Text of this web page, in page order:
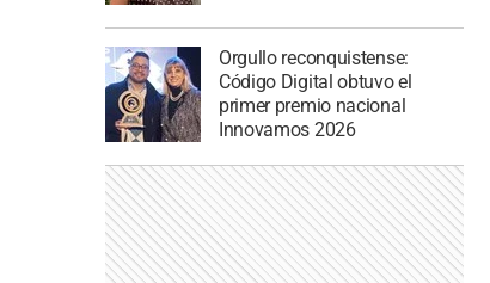
Orgullo reconquistense:
Código Digital obtuvo el
primer premio nacional
Innovamos 2026